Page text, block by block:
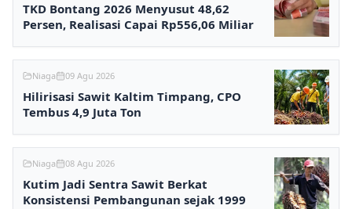
TKD Bontang 2026 Menyusut 48,62
Persen, Realisasi Capai Rp556,06 Miliar
Niaga 09 Agu 2026
Hilirisasi Sawit Kaltim Timpang, CPO
Tembus 4,9 Juta Ton
Niaga 08 Agu 2026
Kutim Jadi Sentra Sawit Berkat
Konsistensi Pembangunan sejak 1999